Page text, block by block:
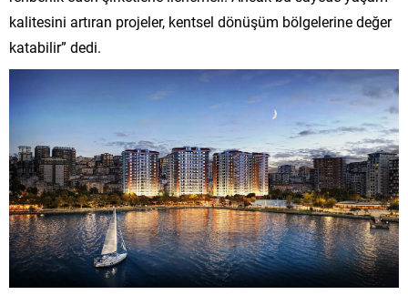
kalitesini artıran projeler, kentsel dönüşüm bölgelerine değer
katabilir” dedi.